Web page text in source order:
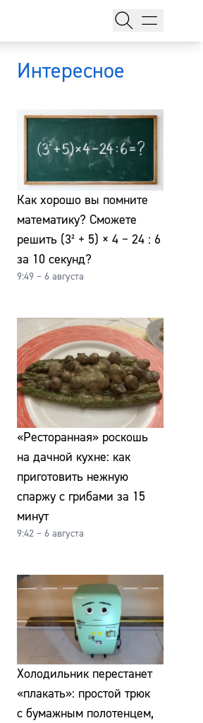
Интересное
Как хорошо вы помните
математику? Сможете
решить (3² + 5) × 4 − 24 : 6
за 10 секунд?
9:49 – 6 августа
«Ресторанная» роскошь
на дачной кухне: как
приготовить нежную
спаржу с грибами за 15
минут
9:42 – 6 августа
Холодильник перестанет
«плакать»: простой трюк
с бумажным полотенцем,